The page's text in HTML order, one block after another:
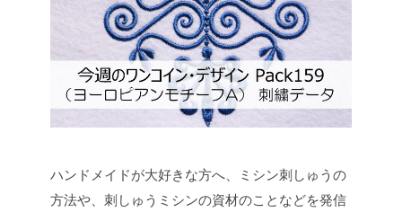
ハンドメイドが大好きな方へ、ミシン刺しゅうの
方法や、刺しゅうミシンの資材のことなどを発信